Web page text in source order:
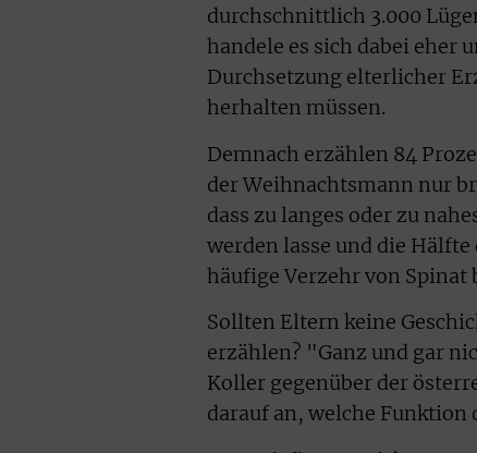
durchschnittlich 3.000
handele es sich dabei eher
Durchsetzung elterlicher
herhalten müssen.
Demnach erzählen 84
der Weihnachtsmann nur
dass zu langes oder zu
werden lasse und die
häufige Verzehr von Spinat
Sollten Eltern keine
erzählen? "Ganz und gar
Koller gegenüber der
darauf an, welche Funktion